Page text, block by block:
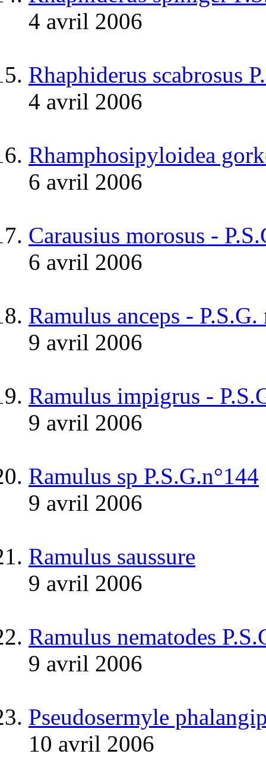
4 avril 2006
Rhaphiderus scabrosus
4 avril 2006
Rhamphosipyloidea
6 avril 2006
Carausius morosus -
6 avril 2006
Ramulus anceps - P.S.G.
9 avril 2006
Ramulus impigrus -
9 avril 2006
Ramulus sp P.S.G.n°144
9 avril 2006
Ramulus saussure
9 avril 2006
Ramulus nematodes
9 avril 2006
Pseudosermyle
10 avril 2006